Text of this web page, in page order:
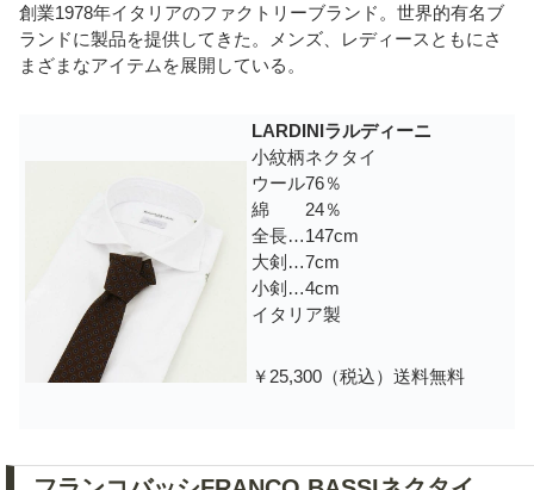
創業1978年イタリアのファクトリーブランド。世界的有名ブ
ランドに製品を提供してきた。メンズ、レディースともにさ
まざまなアイテムを展開している。
LARDINIラルディーニ
小紋柄ネクタイ
ウール76％
綿 24％
全長…147cm
大剣…7cm
小剣…4cm
イタリア製
￥25,300（税込）送料無料